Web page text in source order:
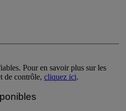
Pour en savoir plus sur les
de contrôle, cliquez ici.